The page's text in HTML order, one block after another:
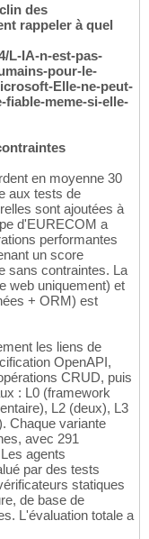
des
rappeler à quel
L-IA-n-est-pas-
pour-le-
Elle-ne-peut-
fiable-meme-si-elle-
en moyenne 30
aux tests de
sont ajoutées à
d'EURECOM a
performantes
un score
sans contraintes. La
web uniquement) et
+ ORM) est
les liens de
OpenAPI,
CRUD, puis
: L0 (framework
L2 (deux), L3
Chaque variante
avec 291
agents
par des tests
statiques
de base de
L'évaluation totale a